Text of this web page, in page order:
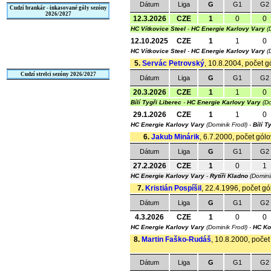
Cudzí brankár - inkasované góly sezóny
2026/2027
Cudzí strelci sezóny 2026/2027
Dátum Liga G G1 G2
12.3.2026 CZE 1 0 0
HC Vítkovice Steel - HC Energie Karlovy Vary
12.10.2025 CZE 1 1 0
HC Vítkovice Steel - HC Energie Karlovy Vary
5. Servác Petrovský, 10.8.2004, počet
Dátum Liga G G1 G2
20.3.2026 CZE 1 1 0
Bílí Tygři Liberec - HC Energie Karlovy Vary
29.1.2026 CZE 1 1 0
HC Energie Karlovy Vary (Dominik Frodl) - Bílí
6. Jakub Minárik, 6.7.2000, počet
Dátum Liga G G1 G2
27.2.2026 CZE 1 0 1
HC Energie Karlovy Vary - Rytíři Kladno
7. Kristián Pospíšil , 22.4.1996, počet
Dátum Liga G G1 G2
4.3.2026 CZE 1 0 0
HC Energie Karlovy Vary (Dominik Frodl) - HC
8. Martin Faško-Rudáš, 10.8.2000,
Dátum Liga G G1 G2